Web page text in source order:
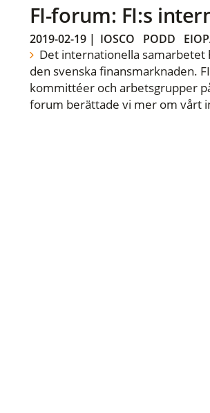
FI-forum: FI:s
2019-02-19| IOSCO PODD
Det internationella samarbetet
den svenska finansmarknaden.
kommittéer och arbetsgrupper
forum berättade vi mer om vårt